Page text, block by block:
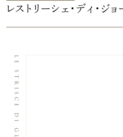
レストリーシェ・ディ・ジョ
LE STRISCE DI GLOVE